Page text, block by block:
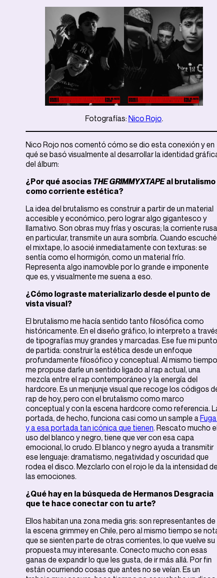
Fotografías: Nico Rojo.
Nico Rojo nos comentó cómo se dio esta conexión y en
qué se basó visualmente al desarrollar la identidad
del álbum:
¿Por qué asocias THE GRIMMYXTAPEal brutalismo
como corriente estética?
La idea del brutalismo es construir a partir de un material
accesible y económico, pero lograr algo gigantesco y
llamativo. Son obras muy frías y oscuras; la corriente
en particular, transmite un aura sombría. Cuando escuché
el mixtape, lo asocié inmediatamente con texturas: se
sentía como el hormigón, como un material frío.
Representa algo inamovible por lo grande e imponente
que es, y visualmente me suena a eso.
¿Cómo lograste materializarlo desde el punto de
vista visual?
El brutalismo me hacía sentido tanto filosófica como
históricamente. En el diseño gráfico, lo interpreto a
de tipografías muy grandes y marcadas. Ese fue mi punto
de partida: construir la estética desde un enfoque
profundamente filosófico y conceptual. Al mismo
me propuse darle un sentido ligado al rap actual, una
mezcla entre el rap contemporáneo y la energía del
hardcore. Es un menjunje visual que recoge los códigos
rap de hoy, pero con el brutalismo como marco
conceptual y con la escena hardcore como referencia.
portada, de hecho, funciona casi como un sample a
y a esa portada tan icónica que tienen. Rescato mucho
uso del blanco y negro, tiene que ver con esa capa
emocional, lo crudo. El blanco y negro ayuda a transmitir
ese lenguaje: dramatismo, negatividad y oscuridad que
rodea el disco. Mezclarlo con el rojo le da la intensidad
las emociones.
¿Qué hay en la búsqueda de Hermanos Desgracia
que te hace conectar con tu arte?
Ellos habitan una zona media gris: son representantes de
la escena grimmey en Chile, pero al mismo tiempo se
que se sienten parte de otras corrientes, lo que vuelve su
propuesta muy interesante. Conecto mucho con esas
ganas de expandir lo que les gusta, de ir más allá. Por fin
están ocurriendo cosas que antes no se veían. Es un